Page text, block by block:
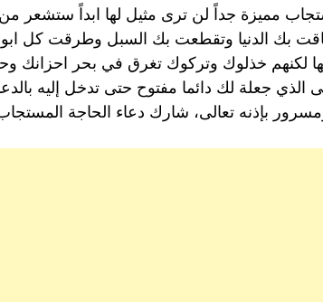
مميزة جداً لن ترى مثيل لها ابداً ستشعر من
بك الدنيا وتقطعت بك السبل وطرقت كل
لكنهم خذلوك وتركوك تغرق في بحر احزانك
الذي جعلة لك دائما مفتوح حتى تدخل إليه
بإذنه تعالى، شارك دعاء الحاجة